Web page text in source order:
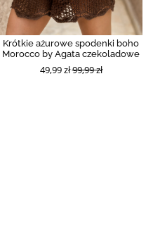
Krótkie ażurowe spodenki boho
Morocco by Agata czekoladowe
49,99 zł99,99 zł